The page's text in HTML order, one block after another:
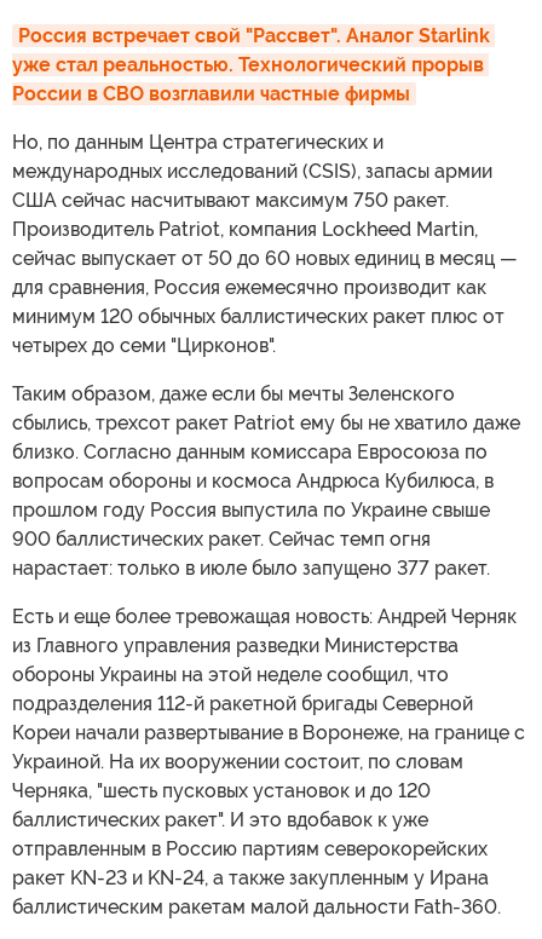
Россия встречает свой "Рассвет". Аналог Starlink
уже стал реальностью. Технологический прорыв
России в СВО возглавили частные фирмы
Но, по данным Центра стратегических и
международных исследований (CSIS), запасы армии
США сейчас насчитывают максимум 750 ракет.
Производитель Patriot, компания Lockheed Martin,
сейчас выпускает от 50 до 60 новых единиц в месяц —
для сравнения, Россия ежемесячно производит как
минимум 120 обычных баллистических ракет плюс от
четырех до семи "Цирконов".
Таким образом, даже если бы мечты Зеленского
сбылись, трехсот ракет Patriot ему бы не хватило даже
близко. Согласно данным комиссара Евросоюза по
вопросам обороны и космоса Андрюса Кубилюса, в
прошлом году Россия выпустила по Украине свыше
900 баллистических ракет. Сейчас темп огня
нарастает: только в июле было запущено 377 ракет.
Есть и еще более тревожащая новость: Андрей Черняк
из Главного управления разведки Министерства
обороны Украины на этой неделе сообщил, что
подразделения 112-й ракетной бригады Северной
Кореи начали развертывание в Воронеже, на границе с
Украиной. На их вооружении состоит, по словам
Черняка, "шесть пусковых установок и до 120
баллистических ракет". И это вдобавок к уже
отправленным в Россию партиям северокорейских
ракет KN-23 и KN-24, а также закупленным у Ирана
баллистическим ракетам малой дальности Fath-360.